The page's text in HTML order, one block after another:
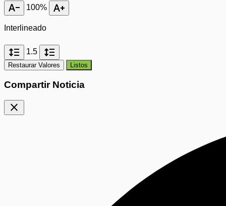
text_decrease 100% text_increase
Interlineado
format_line_spacing 1.5 format_line_spacing
Restaurar Valores Listos
Compartir Noticia
close